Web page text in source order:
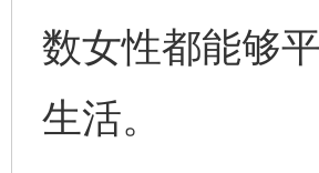
数女性都能够
生活。